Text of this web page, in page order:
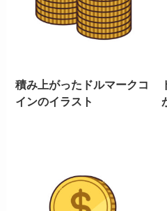
積み上がったドルマークコ
インのイラスト